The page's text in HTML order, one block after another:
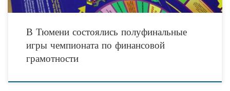
В Тюмени состоялись полуфинальные
игры чемпионата по финансовой
грамотности